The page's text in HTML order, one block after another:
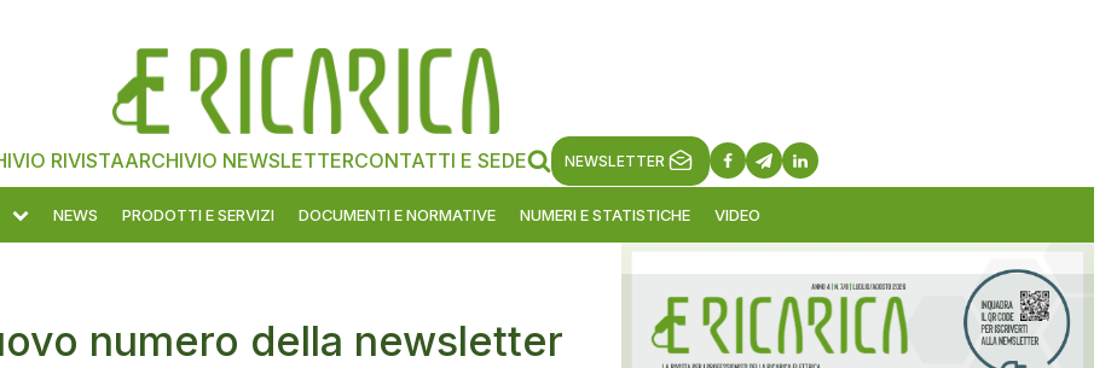
RIVISTAARCHIVIO NEWSLETTERCONTATTI E SEDE NEWSLETTER
NEWS PRODOTTI E SERVIZI DOCUMENTI E NORMATIVE NUMERI E STATISTICHE VIDEO
numero della newsletter